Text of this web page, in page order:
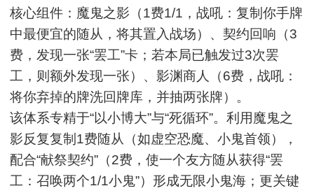
核心组件：魔鬼之影（1费1/1，战吼：复制你手牌
中最便宜的随从，将其置入战场）、契约回响（3
费，发现一张“罢工”卡；若本局已触发过3次罢
工，则额外发现一张）、影渊商人（6费，战吼：
将你弃掉的牌洗回牌库，并抽两张牌）。
该体系专精于“以小博大”与“死循环”。利用魔鬼之
影反复复制1费随从（如虚空恐魔、小鬼首领），
配合“献祭契约”（2费，使一个友方随从获得“罢
工：召唤两个1/1小鬼”）形成无限小鬼海；更关键